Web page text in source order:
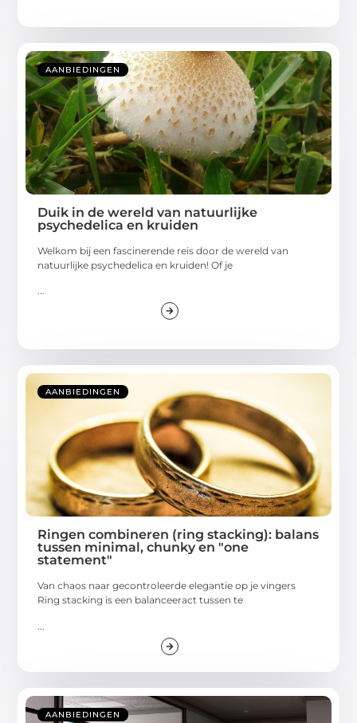
AANBIEDINGEN
Duik in de wereld van natuurlijke
psychedelica en kruiden
Welkom bij een fascinerende reis door de wereld van
natuurlijke psychedelica en kruiden! Of je
...
AANBIEDINGEN
Ringen combineren (ring stacking): balans
tussen minimal, chunky en "one
statement"
Van chaos naar gecontroleerde elegantie op je vingers
Ring stacking is een balanceeract tussen te
AANBIEDINGEN